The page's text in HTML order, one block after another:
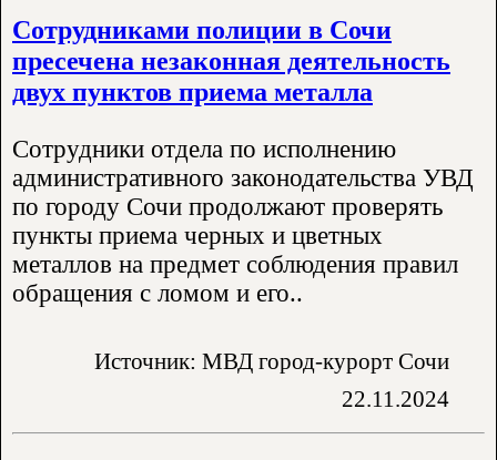
Сотрудниками полиции в Сочи
пресечена незаконная деятельность
двух пунктов приема металла
Сотрудники отдела по исполнению
административного законодательства УВД
по городу Сочи продолжают проверять
пункты приема черных и цветных
металлов на предмет соблюдения правил
обращения с ломом и его..
Источник: МВД город-курорт Сочи
22.11.2024